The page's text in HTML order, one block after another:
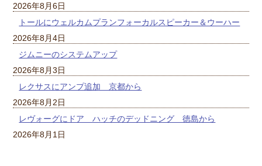
2026年8月6日
トールにウェルカムプランフォーカルスピーカー＆ウーハー
2026年8月4日
ジムニーのシステムアップ
2026年8月3日
レクサスにアンプ追加 京都から
2026年8月2日
レヴォーグにドア ハッチのデッドニング 徳島から
2026年8月1日